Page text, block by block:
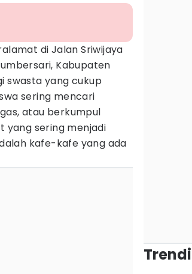
di Jalan Sriwijaya
Kabupaten
swasta yang cukup
sering mencari
atau berkumpul
yang sering menjadi
kafe-kafe yang ada